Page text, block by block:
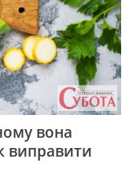
вона
виправити